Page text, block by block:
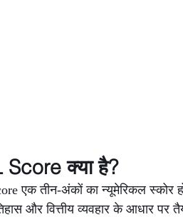
Score क्या है?
एक तीन-अंकों का न्यूमेरिकल स्कोर
और वित्तीय व्यवहार के आधार